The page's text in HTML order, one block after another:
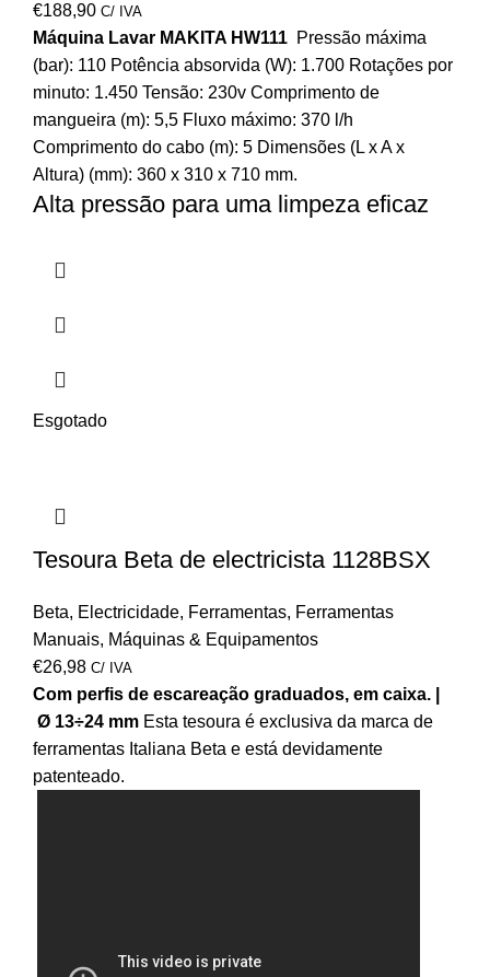
€188,90 C/ IVA
Máquina Lavar MAKITA HW111 Pressão máxima
(bar): 110 Potência absorvida (W): 1.700 Rotações por
minuto: 1.450 Tensão: 230v Comprimento de
mangueira (m): 5,5 Fluxo máximo: 370 l/h
Comprimento do cabo (m): 5 Dimensões (L x A x
Altura) (mm): 360 x 310 x 710 mm.
Alta pressão para uma limpeza eficaz
Esgotado
Tesoura Beta de electricista 1128BSX
Beta, Electricidade, Ferramentas, Ferramentas
Manuais, Máquinas & Equipamentos
€26,98 C/ IVA
Com perfis de escareação graduados, em caixa. |
Ø 13÷24 mm Esta tesoura é exclusiva da marca de
ferramentas Italiana Beta e está devidamente
patenteado.